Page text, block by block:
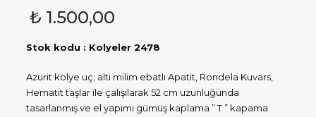
₺ 1.500,00
Stok kodu : Kolyeler 2478
Azurit kolye uç; altı milim ebatlı Apatit, Rondela Kuvars,
Hematit taşlar ile çalışılarak 52 cm uzunluğunda
tasarlanmış ve el yapımı gümüş kaplama ” T ” kapama